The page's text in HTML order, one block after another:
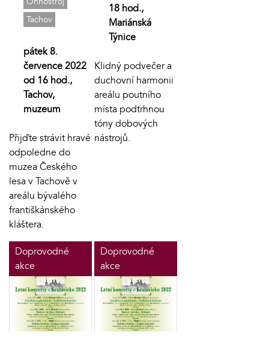
Tachov
pátek 8.
července 2022
od 16 hod.,
Tachov,
muzeum
Přijďte strávit hravé
odpoledne do
muzea Českého
lesa v Tachově v
areálu bývalého
františkánského
kláštera.
18 hod.,
Mariánská
Týnice
Klidný podvečer a
duchovní harmonii
areálu poutního
místa podtrhnou
tóny dobových
nástrojů.
Doprovodné
akce
Doprovodné
akce